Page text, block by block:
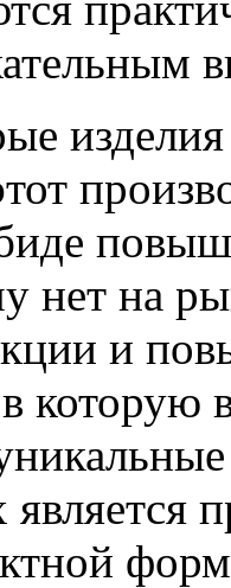
нет на
и
которую
является